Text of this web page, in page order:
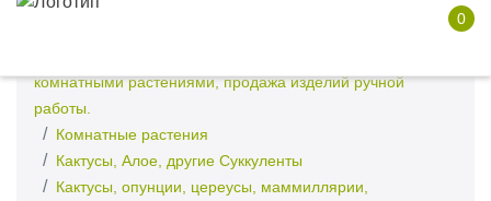
0
комнатными растениями, продажа изделий ручной
работы.
Комнатные растения
Кактусы, Алое, другие Суккуленты
Кактусы, опунции, цереусы, маммиллярии,